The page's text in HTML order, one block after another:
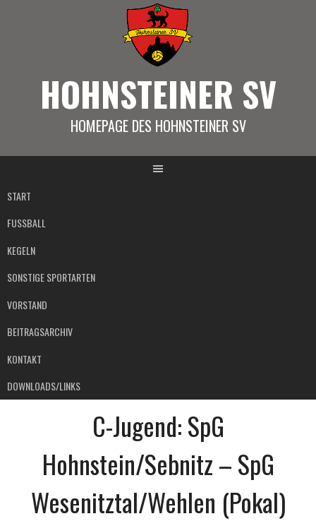
HOHNSTEINER SV
HOMEPAGE DES HOHNSTEINER SV
START
FUSSBALL
KEGELN
SONSTIGE SPORTARTEN
VORSTAND
BEITRAGSARCHIV
KONTAKT
DOWNLOADS/LINKS
C-Jugend: SpG
Hohnstein/Sebnitz – SpG
Wesenitztal/Wehlen (Pokal)